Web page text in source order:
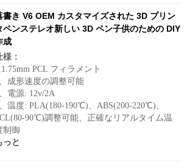
書き V6 OEM カスタマイズされた 3D プリン
ペンステレオ新しい 3D ペン子供のための DIY
成
様：
PCL フィラメント
成形速度の調整可能
電源: 12v/2A
温度: PLA(180-190℃)、ABS(200-220℃)、
90℃)調整可能、正確なリアルタイム温
制御
っと